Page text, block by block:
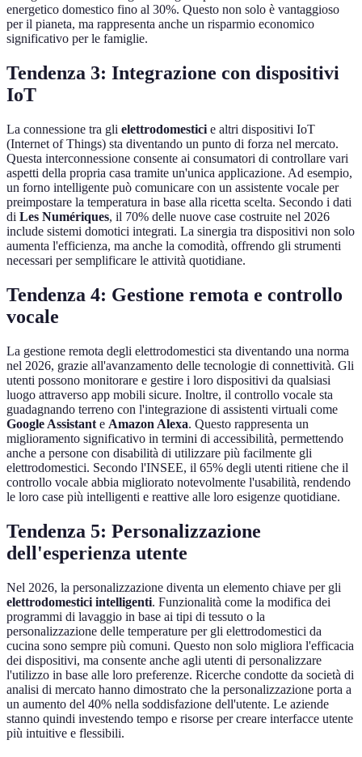
energetico domestico fino al 30%. Questo non solo è vantaggioso
per il pianeta, ma rappresenta anche un risparmio economico
significativo per le famiglie.
Tendenza 3: Integrazione con dispositivi
IoT
La connessione tra gli elettrodomestici e altri dispositivi IoT
(Internet of Things) sta diventando un punto di forza nel mercato.
Questa interconnessione consente ai consumatori di controllare vari
aspetti della propria casa tramite un'unica applicazione. Ad esempio,
un forno intelligente può comunicare con un assistente vocale per
preimpostare la temperatura in base alla ricetta scelta. Secondo i dati
di Les Numériques, il 70% delle nuove case costruite nel 2026
include sistemi domotici integrati. La sinergia tra dispositivi non solo
aumenta l'efficienza, ma anche la comodità, offrendo gli strumenti
necessari per semplificare le attività quotidiane.
Tendenza 4: Gestione remota e controllo
vocale
La gestione remota degli elettrodomestici sta diventando una norma
nel 2026, grazie all'avanzamento delle tecnologie di connettività. Gli
utenti possono monitorare e gestire i loro dispositivi da qualsiasi
luogo attraverso app mobili sicure. Inoltre, il controllo vocale sta
guadagnando terreno con l'integrazione di assistenti virtuali come
Google Assistant e Amazon Alexa. Questo rappresenta un
miglioramento significativo in termini di accessibilità, permettendo
anche a persone con disabilità di utilizzare più facilmente gli
elettrodomestici. Secondo l'INSEE, il 65% degli utenti ritiene che il
controllo vocale abbia migliorato notevolmente l'usabilità, rendendo
le loro case più intelligenti e reattive alle loro esigenze quotidiane.
Tendenza 5: Personalizzazione
dell'esperienza utente
Nel 2026, la personalizzazione diventa un elemento chiave per gli
elettrodomestici intelligenti. Funzionalità come la modifica dei
programmi di lavaggio in base ai tipi di tessuto o la
personalizzazione delle temperature per gli elettrodomestici da
cucina sono sempre più comuni. Questo non solo migliora l'efficacia
dei dispositivi, ma consente anche agli utenti di personalizzare
l'utilizzo in base alle loro preferenze. Ricerche condotte da società di
analisi di mercato hanno dimostrato che la personalizzazione porta a
un aumento del 40% nella soddisfazione dell'utente. Le aziende
stanno quindi investendo tempo e risorse per creare interfacce utente
più intuitive e flessibili.